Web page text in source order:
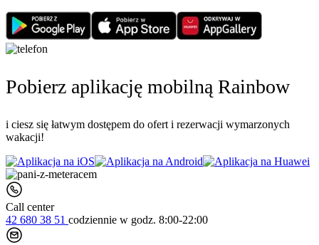
Pobierz aplikację mobilną Rainbow
i ciesz się łatwym dostępem do ofert i rezerwacji wymarzonych
wakacji!
Call center
42 680 38 51 codziennie w godz. 8:00-22:00